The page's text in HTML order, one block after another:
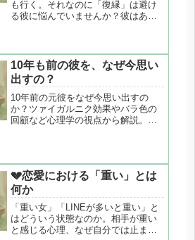
も行く。それなのに「復縁」は避け
る彼に悩んでいませんか？彼はあな
係から抜け出し、彼の本音を引き出
して関係を動かすための3つの対処法
を専門的に解説します。
10年も前の彼を、なぜ今思い
出すの？
10年前の元彼をなぜ今思い出すの
か？ツァイガルニク効果やバラ色の
回顧など心理学の視点から解説。ロ
💔恋愛における「重い」とは
何か
「重い女」「LINEが多いと重い」と
はどういう状態なのか。相手が重い
と感じる心理、なぜ自分では止まれ